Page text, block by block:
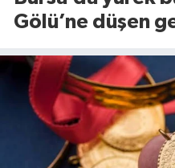
Gölü’ne düşen